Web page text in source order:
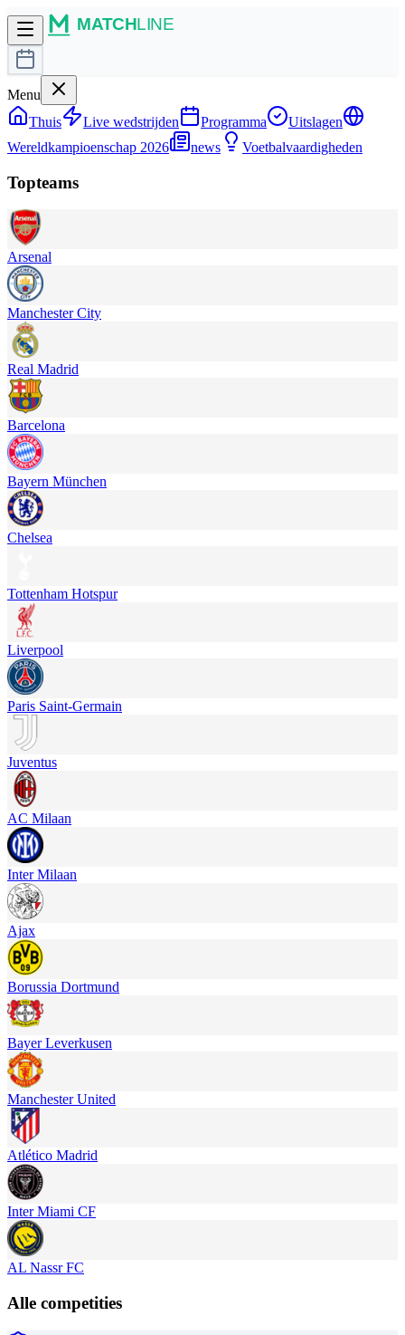
Menu
Thuis
Live wedstrijden Programma
Uitslagen
Wereldkampioenschap 2026
news Voetbalvaardigheden
Topteams
Arsenal
Manchester City
Real Madrid
Barcelona
Bayern München
Chelsea
Tottenham Hotspur
Liverpool
Paris Saint-Germain
Juventus
AC Milaan
Inter Milaan
Ajax
Borussia Dortmund
Bayer Leverkusen
Manchester United
Atlético Madrid
Inter Miami CF
AL Nassr FC
Alle competities